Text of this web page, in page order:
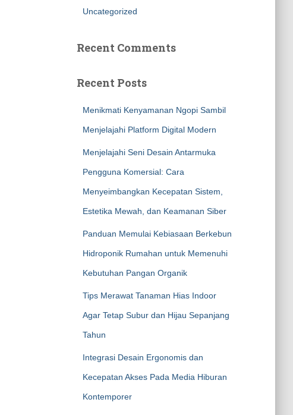
Uncategorized
Recent Comments
Recent Posts
Menikmati Kenyamanan Ngopi Sambil
Menjelajahi Platform Digital Modern
Menjelajahi Seni Desain Antarmuka
Pengguna Komersial: Cara
Menyeimbangkan Kecepatan Sistem,
Estetika Mewah, dan Keamanan Siber
Panduan Memulai Kebiasaan Berkebun
Hidroponik Rumahan untuk Memenuhi
Kebutuhan Pangan Organik
Tips Merawat Tanaman Hias Indoor
Agar Tetap Subur dan Hijau Sepanjang
Tahun
Integrasi Desain Ergonomis dan
Kecepatan Akses Pada Media Hiburan
Kontemporer